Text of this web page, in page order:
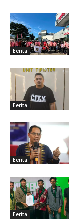
Berita
Berita
Berita
Berita